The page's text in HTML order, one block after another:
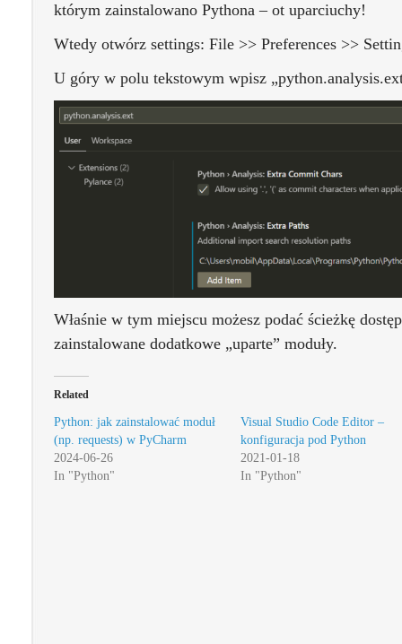
którym zainstalowano Pythona – ot uparciuchy!
Wtedy otwórz settings: File >> Preferences >>
U góry w polu tekstowym wpisz
Właśnie w tym miejscu możesz podać ścieżkę
zainstalowane dodatkowe „uparte” moduły.
Related
Python: jak zainstalować moduł
(np. requests) w PyCharm
2024-06-26
In "Python"
Visual Studio Code Editor –
konfiguracja pod Python
2021-01-18
In "Python"